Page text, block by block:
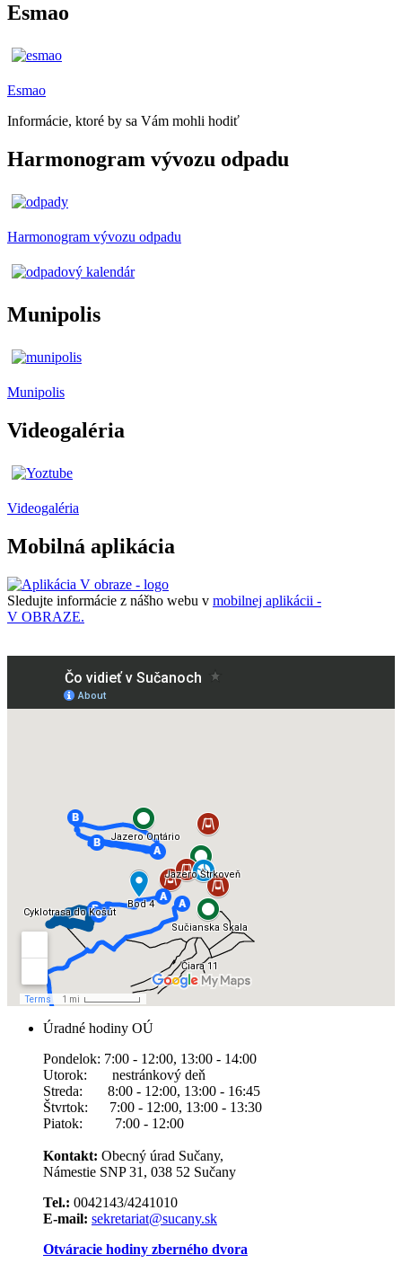
Esmao
Esmao
Informácie, ktoré by sa Vám mohli hodiť
Harmonogram vývozu odpadu
Harmonogram vývozu odpadu
Munipolis
Munipolis
Videogaléria
Videogaléria
Mobilná aplikácia
Sledujte informácie z nášho webu v mobilnej aplikácii -
V OBRAZE.
Úradné hodiny OÚ
Pondelok: 7:00 - 12:00, 13:00 - 14:00
Utorok: nestránkový deň
Streda: 8:00 - 12:00, 13:00 - 16:45
Štvrtok: 7:00 - 12:00, 13:00 - 13:30
Piatok: 7:00 - 12:00
Kontakt: Obecný úrad Sučany,
Námestie SNP 31, 038 52 Sučany
Tel.: 0042143/4241010
E-mail: sekretariat@sucany.sk
Otváracie hodiny zberného dvora